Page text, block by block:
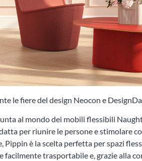
le fiere del design Neocon e
al mondo dei mobili flessibili
per riunire le persone e stimolare
Pippin è la scelta perfetta per spazi
facilmente trasportabile e, grazie alla